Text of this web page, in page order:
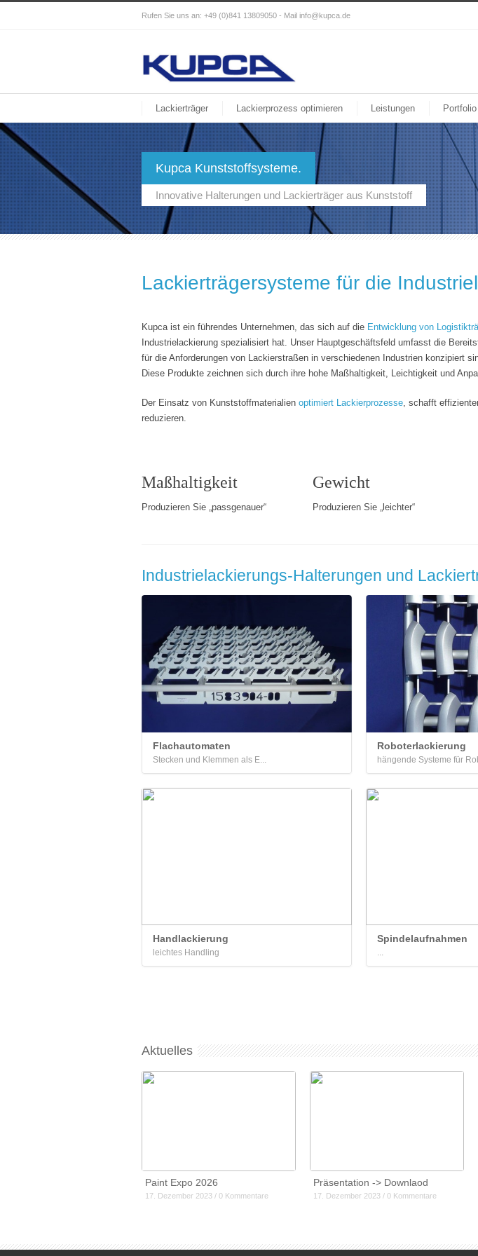
Rufen Sie uns an: +49 (0)841 13809050 - Mail info@kupca.de
Lackierträger Lackierprozess optimieren Leistungen Portfolio
Kupca Kunststoffsysteme.
Innovative Halterungen und Lackierträger aus Kunststoff
Lackierträgersysteme für die
Kupca ist ein führendes Unternehmen, das sich auf die Entwicklung von
Industrielackierung spezialisiert hat. Unser Hauptgeschäftsfeld umfasst die
für die Anforderungen von Lackierstraßen in verschiedenen Industrien konzipiert
Diese Produkte zeichnen sich durch ihre hohe Maßhaltigkeit, Leichtigkeit und
Der Einsatz von Kunststoffmaterialien optimiert Lackierprozesse, schafft
reduzieren.
Maßhaltigkeit
Produzieren Sie „passgenauer“
Gewicht
Produzieren Sie „leichter“
Industrielackierungs-Halterungen und
Flachautomaten
Stecken und Klemmen als E...
Roboterlackierung
hängende Systeme für
Handlackierung
leichtes Handling
Spindelaufnahmen
...
Aktuelles
Paint Expo 2026
17. Dezember 2023 / 0 Kommentare
Präsentation -> Downlaod
17. Dezember 2023 / 0 Kommentare